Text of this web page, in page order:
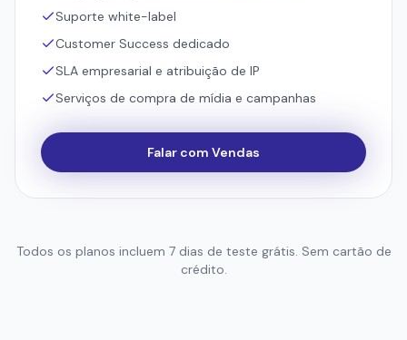
Falar com Vendas
Todos os planos incluem 7 dias de teste grátis. Sem cartão de
crédito.